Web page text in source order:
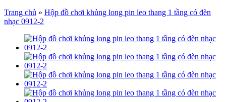
Trang chủ » Hộp đồ chơi khủng long pin leo thang 1 tầng có đèn
nhạc 0912-2